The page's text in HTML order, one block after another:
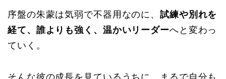
序盤の朱蒙は気弱で不器用なのに、試練や別れを
経て、誰よりも強く、温かいリーダーへと変わっ
ていく。